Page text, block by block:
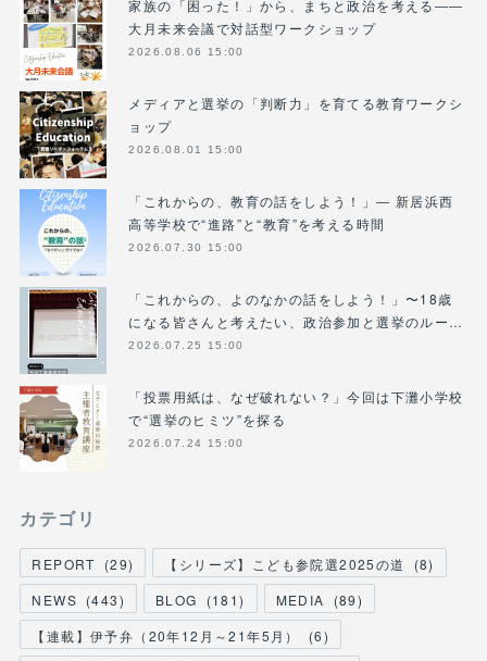
家族の「困った！」から、まちと政治を考える――
大月未来会議で対話型ワークショップ
2026.08.06 15:00
メディアと選挙の「判断力」を育てる教育ワークシ
ョップ
2026.08.01 15:00
「これからの、教育の話をしよう！」― 新居浜西
高等学校で“進路”と“教育”を考える時間
2026.07.30 15:00
「これからの、よのなかの話をしよう！」〜18歳
になる皆さんと考えたい、政治参加と選挙のルー…
2026.07.25 15:00
「投票用紙は、なぜ破れない？」今回は下灘小学校
で“選挙のヒミツ”を探る
2026.07.24 15:00
カテゴリ
REPORT (29) 【シリーズ】こども参院選2025の道 (8)
NEWS (443) BLOG (181) MEDIA (89)
【連載】伊予弁（20年12月～21年5月）
(6)